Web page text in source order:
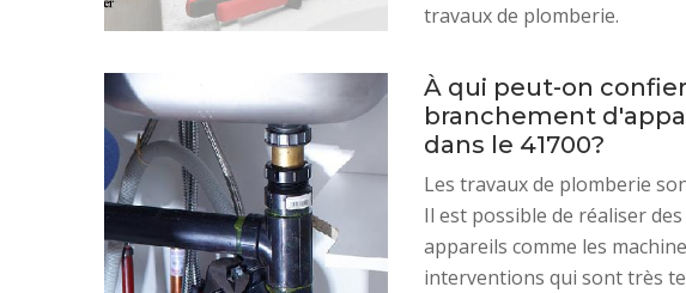
travaux de plomberie.
À qui peut-on
branchement
dans le 41700?
Les travaux de plomberie
Il est possible de réaliser
appareils comme les
interventions qui sont très